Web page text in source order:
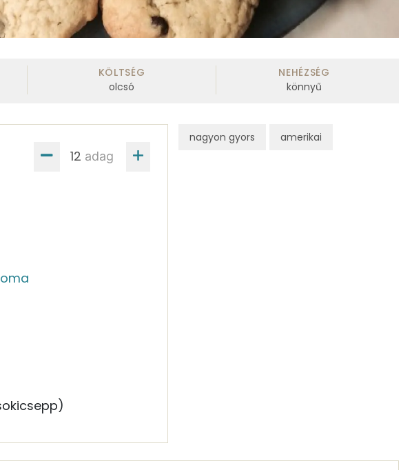
KÖLTSÉG
olcsó
NEHÉZSÉG
könnyű
adag
nagyon gyors amerikai